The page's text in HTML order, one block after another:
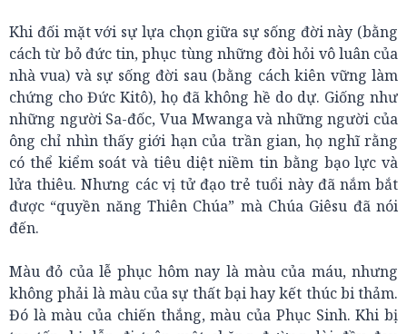
Khi đối mặt với sự lựa chọn giữa sự sống đời này (bằng
cách từ bỏ đức tin, phục tùng những đòi hỏi vô luân của
nhà vua) và sự sống đời sau (bằng cách kiên vững làm
chứng cho Đức Kitô), họ đã không hề do dự. Giống như
những người Sa-đốc, Vua Mwanga và những người của
ông chỉ nhìn thấy giới hạn của trần gian, họ nghĩ rằng
có thể kiểm soát và tiêu diệt niềm tin bằng bạo lực và
lửa thiêu. Nhưng các vị tử đạo trẻ tuổi này đã nắm bắt
được “quyền năng Thiên Chúa” mà Chúa Giêsu đã nói
đến.
Màu đỏ của lễ phục hôm nay là màu của máu, nhưng
không phải là màu của sự thất bại hay kết thúc bi thảm.
Đó là màu của chiến thắng, màu của Phục Sinh. Khi bị